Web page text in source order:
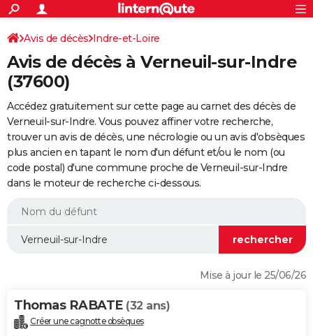
ACTUALITÉS
Politique
Société
Faits Divers
Education
Monde
Villes
+
SPORT
Coupe du monde 2026
Football
Tennis
Cyclisme
Rugby
Forum
FINANCE
Retraite
Impôts
Epargne
Immobilier
Risques naturels par ville
Banque
Assurance
Crédit
Essais
Réserver un essai
Citadines
Berlines
SUV
Forum auto
+
HIGH-TECH
Mobiles
Meilleur smartphone
Internet
Ordinateurs
Jeux vidéo
Guide high-tech
+
BRICOLAGE
Forum
Aménagement intérieur
Extérieur
Cuisine
Salle de bains
Jardinage
Rangement
WEEK-END
Guides de France
Escapades
Patrimoine
Expositions
Musées
Week-end nature
LIFESTYLE
Alimentation
Guide de la santé
Maladies
Médicaments
Sommeil
VOYAGE
Destinations
City break
Voyage nature
Voyage de noces
Forum
Climat
+PHOTO
S'inscrire
Connexion
Avis de décès Indre-et-Loire
Avis de décès à Verneuil-sur-Indre
(37600)
Accédez gratuitement sur cette page au carnet des décès de
Verneuil-sur-Indre. Vous pouvez affiner votre recherche,
trouver un avis de décès, une nécrologie ou un avis d'obsèques
plus ancien en tapant le nom d'un défunt et/ou le nom (ou
code postal) d'une commune proche de Verneuil-sur-Indre
dans le moteur de recherche ci-dessous.
Mise à jour le 25/06/26
Thomas RABATE (32 ans)
Créer une cagnotte obsèques